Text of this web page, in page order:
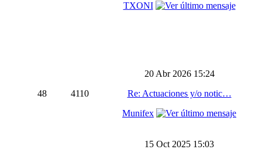
TXONI
48 4110
20 Abr 2026 15:24
Re: Actuaciones y/o notic…
Munifex
15 Oct 2025 15:03